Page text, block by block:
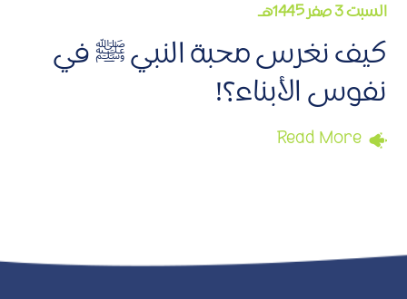
السبت 3 صفر 1445هـ
كيف نغرس محبة النبي ﷺ في
نفوس الأبناء؟!
Read More